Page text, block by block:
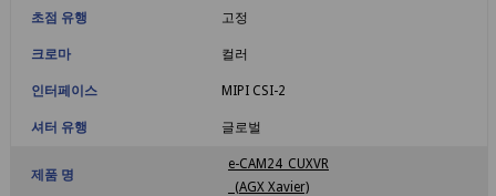
초점 유행 고정
크로마 컬러
인터페이스 MIPI CSI-2
셔터 유행 글로벌
제품 명
e-CAM24_CUXVR
(AGX Xavier)